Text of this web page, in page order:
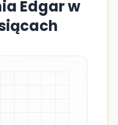
Edgar w